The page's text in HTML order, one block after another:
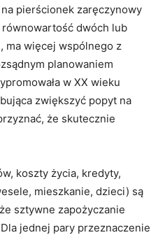
pierścionek zaręczynowy
równowartość dwóch lub
ma więcej wspólnego z
planowaniem
w XX wieku
zwiększyć popyt na
że skutecznie
koszty życia, kredyty,
mieszkanie, dzieci) są
sztywne zapożyczanie
jednej pary przeznaczenie